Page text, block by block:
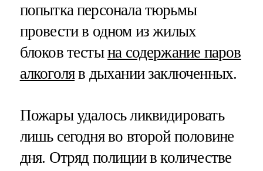
попытка персонала тюрьмы
провести в одном из жилых
блоков тестына содержание паров
алкоголяв дыхании заключенных.
Пожары удалось ликвидировать
лишь сегодня во второй половине
дня. Отряд полиции в количестве